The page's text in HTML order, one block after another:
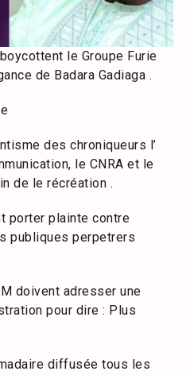
le Groupe Furie
de Badara Gadiaga .
des chroniqueurs l’
le CNRA et le
de le récréation .
porter plainte contre
publiques perpetrers
doivent adresser une
pour dire : Plus
diffusée tous les